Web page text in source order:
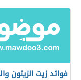
فوائد زيت الزيتون